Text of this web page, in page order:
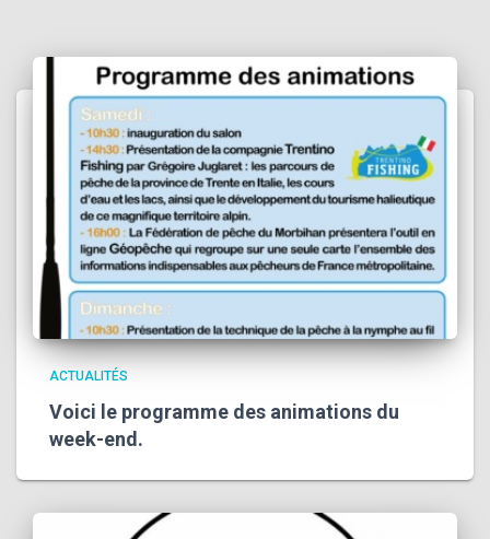
ACTUALITÉS
Voici le programme des animations du
week-end.